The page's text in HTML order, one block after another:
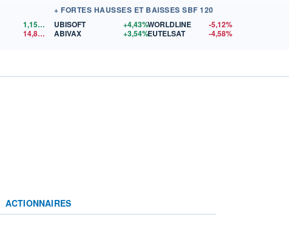
1,1558
$US
14,87$US
+ FORTES HAUSSES ET BAISSES SBF 120
UBISOFT
+4,43%
ABIVAX
+3,54%
WORLDLINE
-5,12%
EUTELSAT
-4,58%
ACTIONNAIRES